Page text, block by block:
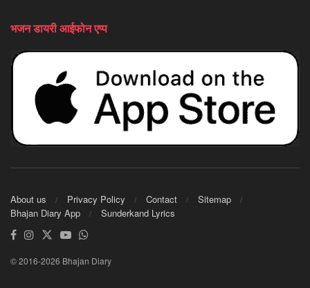
भजन डायरी आईफोन एप्प
About us Privacy Policy Contact
Sitemap
Bhajan Diary App
Sunderkand Lyrics
© 2016-2026 Bhajan Diary